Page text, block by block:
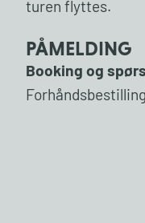
turen flyttes.
PÅMELDING
Booking og